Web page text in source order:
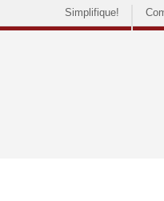
Simplifique!